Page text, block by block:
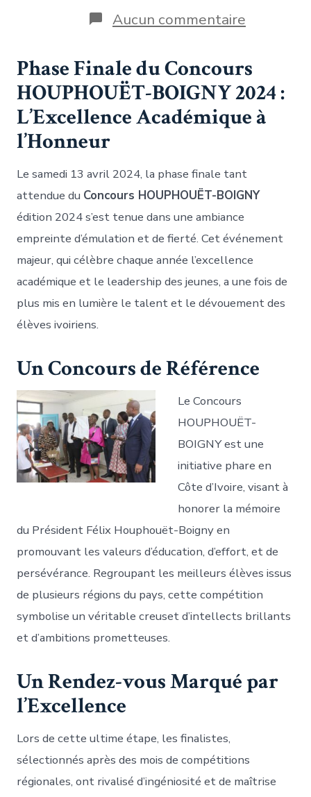
Aucun commentaire
Phase Finale du Concours
HOUPHOUËT-BOIGNY 2024 :
L’Excellence Académique à
l’Honneur
Le samedi 13 avril 2024, la phase finale tant
attendue du Concours HOUPHOUËT-BOIGNY
édition 2024 s’est tenue dans une ambiance
empreinte d’émulation et de fierté. Cet événement
majeur, qui célèbre chaque année l’excellence
académique et le leadership des jeunes, a une fois de
plus mis en lumière le talent et le dévouement des
élèves ivoiriens.
Un Concours de Référence
Le Concours
HOUPHOUËT-
BOIGNY est une
initiative phare en
Côte d’Ivoire, visant à
honorer la mémoire
du Président Félix Houphouët-Boigny en
promouvant les valeurs d’éducation, d’effort, et de
persévérance. Regroupant les meilleurs élèves issus
de plusieurs régions du pays, cette compétition
symbolise un véritable creuset d’intellects brillants
et d’ambitions prometteuses.
Un Rendez-vous Marqué par
l’Excellence
Lors de cette ultime étape, les finalistes,
sélectionnés après des mois de compétitions
régionales, ont rivalisé d’ingéniosité et de maîtrise